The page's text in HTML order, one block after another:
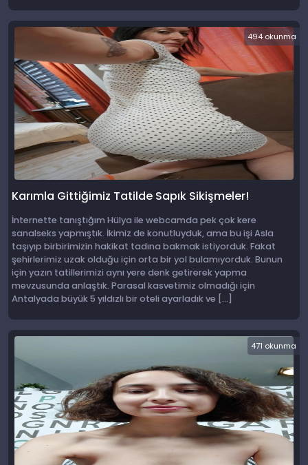
494 okunma
Karımla Gittiğimiz Tatilde Sapık Sikişmeler!
İnternette tanıştığım Hülya ile webcamda pek çok kere
sanalseks yapmıştık. İkimiz de konutluyduk, ama bu işi Asla
taşıyıp birbirimizin hakikat tadına bakmak istiyorduk. Fakat
şehirlerimiz uzak olduğu için orta bir yol bulamıyorduk. Bunun
için yazın tatillerimizi aynı yere denk getirerek yapma
mevzusunda anlaştık. Parasal kasvetimiz olmadığı için
Antalyada büyük 5 yıldızlı bir oteli ayarladık ve […]
471 okunma